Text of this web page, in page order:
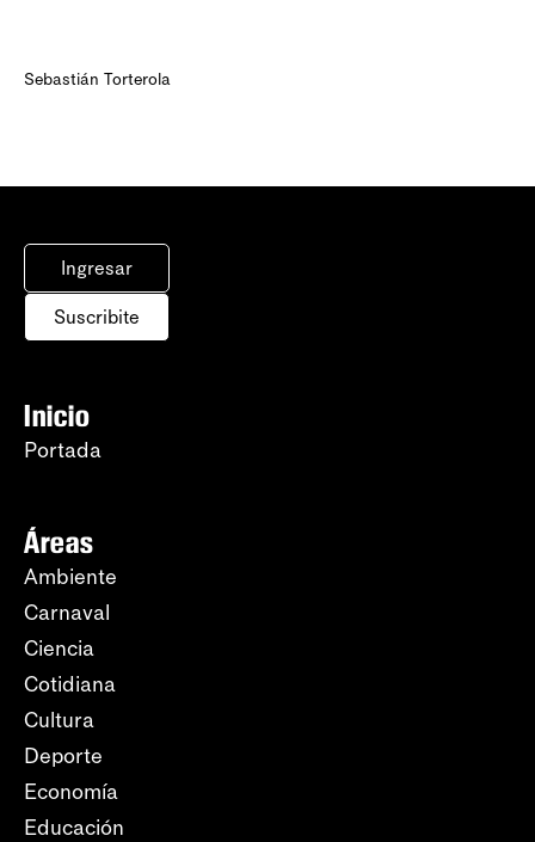
Sebastián Torterola
Ingresar
Suscribite
Inicio
Portada
Áreas
Ambiente
Carnaval
Ciencia
Cotidiana
Cultura
Deporte
Economía
Educación